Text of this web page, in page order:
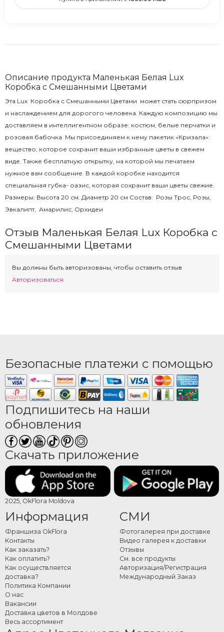
Описание продукта Маленькая Белая Lux
Коробка с Смешанными Цветами
Эта Lux Коробка с Смешанными Цветами может стать сюрпризом
и наслаждением для дорогого человека. Каждую композицию мы
доставляем в интеллигентном образе: костюм, белые перчатки и
розовая бабочка. Мы присоединяем к нему пакетик «Кризала»:
вещество, которое сохранит ваши избранные цветы в свежем
виде. Также бесплатную открытку, на которой мы печатаем
нужное вам сообщение. В каждой коробке находится
специальная губка- оазис, которая сохранит ваши цветы свежие.
Размеры: Высота 20 см. Диаметр 20 см Состав: Розы Трос, Розы,
Эвкалипт, Амарилис, Орхидеи
Отзыв Маленькая Белая Lux Коробка с
Смешанными Цветами
Вы должны быть авторизованы, чтобы оставить отзыв
Авторизоваться
Безопасные платежи с помощью
Подпишитесь на наши
обновления
Скачать приложение
2025, OkFlora Moldova
Информация
Франшиза OkFlora
Контакты
Как заказать?
Как оплатить?
Как осуществляется
доставка?
Политика Компании
О нас
Вакансии
Доставка цветов в Молдове
Весь ассортимент
СМИ
Фотогалерея при доставке
Видео галерея к доставки
Отзывы
См. все продукты
Авторизация/Регистрация
Международный Заказ